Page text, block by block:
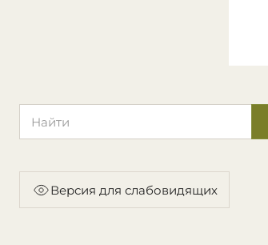
Версия для слабовидящих